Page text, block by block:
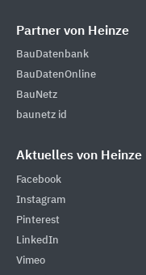
Partner von Heinze
BauDatenbank
BauDatenOnline
BauNetz
baunetz id
Aktuelles von Heinze
Facebook
Instagram
Pinterest
LinkedIn
Vimeo